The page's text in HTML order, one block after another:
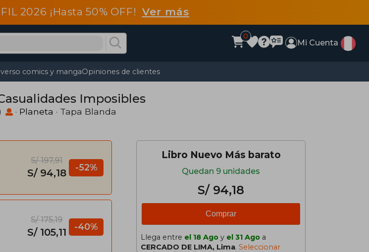
2026 ¡Hasta 50% OFF! Ver más
0
Mi Cuenta
comics y mangaOpiniones de clientes
Imposibles
· Planeta · Tapa Blanda
S/ 197,91
S/ 94,18 -52%
S/ 175,19
S/ 105,11 -40%
Libro Nuevo Más barato
Quedan 9 unidades
S/ 94,18
Comprar
Llega entre el 18 Ago y el 31 Ago a
CERCADO DE LIMA, Lima. Seleccionar